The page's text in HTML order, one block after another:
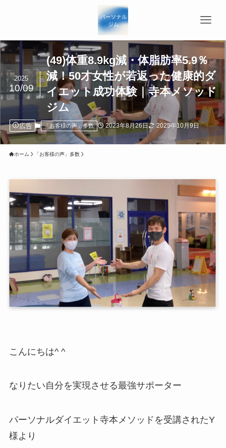
(49)体重8.9kg減・体脂肪率5.9％
減！50才女性が若返った健康的ダ
イエット成功体験｜寺本メソッド
ジム
2025
10/09
広告 「お客様の声」多数 2023年8月26日 2025年10月9日
ホーム 「お客様の声」多数
こんにちは^ ^
なりたい自分を実現させる最強サポーター
パーソナルダイエット寺本メソッドを受講されたY
様より